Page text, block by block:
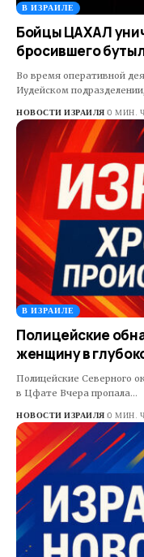
В ИЗРАИЛЕ
Бойцы ЦАХАЛ
бросившего
Во время оперативной
Иудейском
НОВОСТИ ИЗРАИЛЯ 0 МИН.
В ИЗРАИЛЕ
Полицейские
женщину в
Полицейские Северного
в Цфате Вчера пропала…
НОВОСТИ ИЗРАИЛЯ 0 МИН.